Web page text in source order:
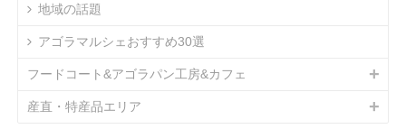
地域の話題
アゴラマルシェおすすめ30選
フードコート&アゴラパン工房&カフェ
産直・特産品エリア